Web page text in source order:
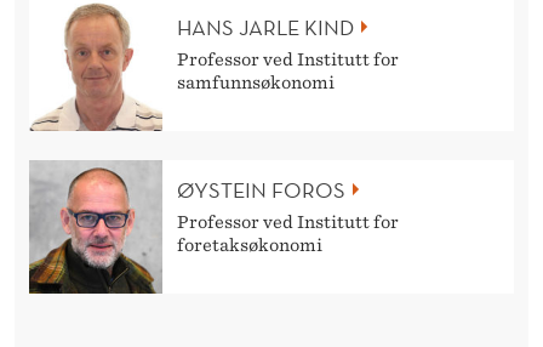
HANS JARLE KIND
Professor ved Institutt for
samfunnsøkonomi
ØYSTEIN FOROS
Professor ved Institutt for
foretaksøkonomi